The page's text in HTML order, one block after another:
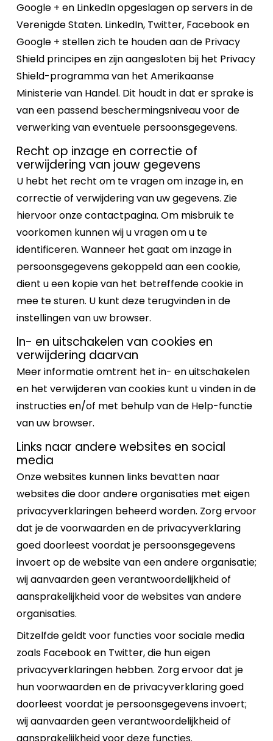
Google + en LinkedIn opgeslagen op servers in de
Verenigde Staten. LinkedIn, Twitter, Facebook en
Google + stellen zich te houden aan de Privacy
Shield principes en zijn aangesloten bij het Privacy
Shield-programma van het Amerikaanse
Ministerie van Handel. Dit houdt in dat er sprake is
van een passend beschermingsniveau voor de
verwerking van eventuele persoonsgegevens.
Recht op inzage en correctie of
verwijdering van jouw gegevens
U hebt het recht om te vragen om inzage in, en
correctie of verwijdering van uw gegevens. Zie
hiervoor onze contactpagina. Om misbruik te
voorkomen kunnen wij u vragen om u te
identificeren. Wanneer het gaat om inzage in
persoonsgegevens gekoppeld aan een cookie,
dient u een kopie van het betreffende cookie in
mee te sturen. U kunt deze terugvinden in de
instellingen van uw browser.
In- en uitschakelen van cookies en
verwijdering daarvan
Meer informatie omtrent het in- en uitschakelen
en het verwijderen van cookies kunt u vinden in de
instructies en/of met behulp van de Help-functie
van uw browser.
Links naar andere websites en social
media
Onze websites kunnen links bevatten naar
websites die door andere organisaties met eigen
privacyverklaringen beheerd worden. Zorg ervoor
dat je de voorwaarden en de privacyverklaring
goed doorleest voordat je persoonsgegevens
invoert op de website van een andere organisatie;
wij aanvaarden geen verantwoordelijkheid of
aansprakelijkheid voor de websites van andere
organisaties.
Ditzelfde geldt voor functies voor sociale media
zoals Facebook en Twitter, die hun eigen
privacyverklaringen hebben. Zorg ervoor dat je
hun voorwaarden en de privacyverklaring goed
doorleest voordat je persoonsgegevens invoert;
wij aanvaarden geen verantwoordelijkheid of